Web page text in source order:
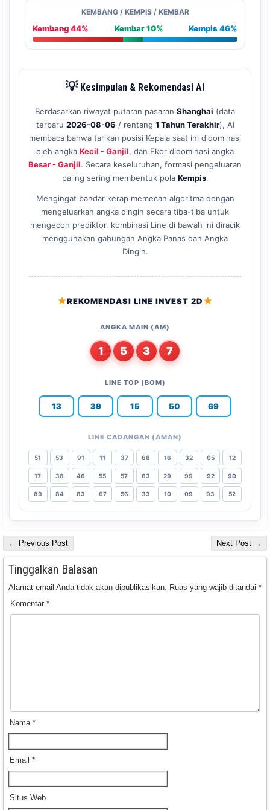
KEMBANG / KEMPIS / KEMBAR
Kembang 44% Kembar 10% Kempis 46%
💡Kesimpulan & Rekomendasi AI
Berdasarkan riwayat putaran pasaran Shanghai (data
terbaru 2026-08-06 / rentang 1 Tahun Terakhir), AI
membaca bahwa tarikan posisi Kepala saat ini didominasi
oleh angka Kecil - Ganjil, dan Ekor didominasi angka
Besar - Ganjil. Secara keseluruhan, formasi pengeluaran
paling sering membentuk pola Kempis.
Mengingat bandar kerap memecah algoritma dengan
mengeluarkan angka dingin secara tiba-tiba untuk
mengecoh prediktor, kombinasi Line di bawah ini diracik
menggunakan gabungan Angka Panas dan Angka
Dingin.
REKOMENDASI LINE INVEST 2D
ANGKA MAIN (AM)
1 5 3 7
LINE TOP (BOM)
13 39 15 50 69
LINE CADANGAN (AMAN)
51 53 91 11 37 68 16 32 05 12
17 38 46 55 57 63 29 99 92 90
89 84 83 67 56 33 10 09 93 52
← Previous Post Next Post →
Tinggalkan Balasan
Alamat email Anda tidak akan dipublikasikan. Ruas yang wajib ditandai *
Komentar *
Nama *
Email *
Situs Web